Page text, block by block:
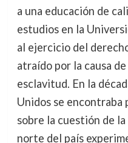
a una educación de
estudios en la
al ejercicio del
atraído por la causa
esclavitud. En la
Unidos se
sobre la cuestión de
norte del país